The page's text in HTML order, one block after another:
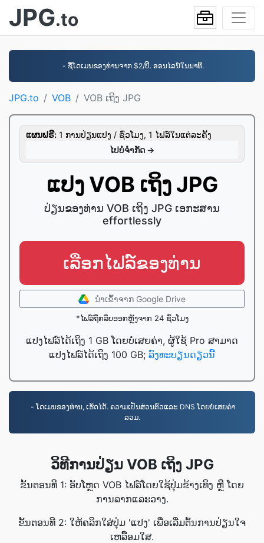
JPG.to
- ຊື້ໂດເມນຂອງທ່ານຈາກ $2/ປີ. ອອນໄລນ໌ໃນນາທີ.
JPG.to VOB VOB ເຖິງ JPG
ແຜນຟຣີ: 1 ການປ່ຽນແປງ / ຊົ່ວໂມງ, 1 ໄຟລ໌ໃນແຕ່ລະຄັ້ງ
ໄປ​ບໍ່​ຈໍາກັດ →
ແປງ VOB ເຖິງ JPG
ປ່ຽນຂອງທ່ານ VOB ເຖິງ JPG ເອ​ກະ​ສານ
effortlessly
ເລືອກໄຟລ໌ຂອງທ່ານ
ນໍາເຂົ້າ​ຈາກ Google Drive
*ໄຟລ໌ຖືກລຶບອອກຫຼັງຈາກ 24 ຊົ່ວໂມງ
ແປງໄຟລ໌ໄດ້ເຖິງ 1 GB ໂດຍບໍ່ເສຍຄ່າ, ຜູ້ໃຊ້ Pro ສາມາດ
ແປງໄຟລ໌ໄດ້ເຖິງ 100 GB; ລົງທະບຽນດຽວນີ້
- ໂດເມນຂອງທ່ານ, ເຮັດໄດ້. ຄວາມເປັນສ່ວນຕົວແລະ DNS ໂດຍບໍ່ເສຍຄ່າ
ລວມ.
ວິທີການປ່ຽນ VOB ເຖິງ JPG
ຂັ້ນຕອນທີ 1: ອັບໂຫຼດ VOB ໄຟລ໌ໂດຍໃຊ້ປຸ່ມຂ້າງເທິງ ຫຼື ໂດຍ
ການລາກແລະວາງ.
ຂັ້ນຕອນທີ 2: ໃຫ້ຄລິກໃສ່ປຸ່ມ 'ແປງ' ເພື່ອເລີ່ມຕົ້ນການປ່ຽນໃຈ
ເຫລື້ອມໃສ.